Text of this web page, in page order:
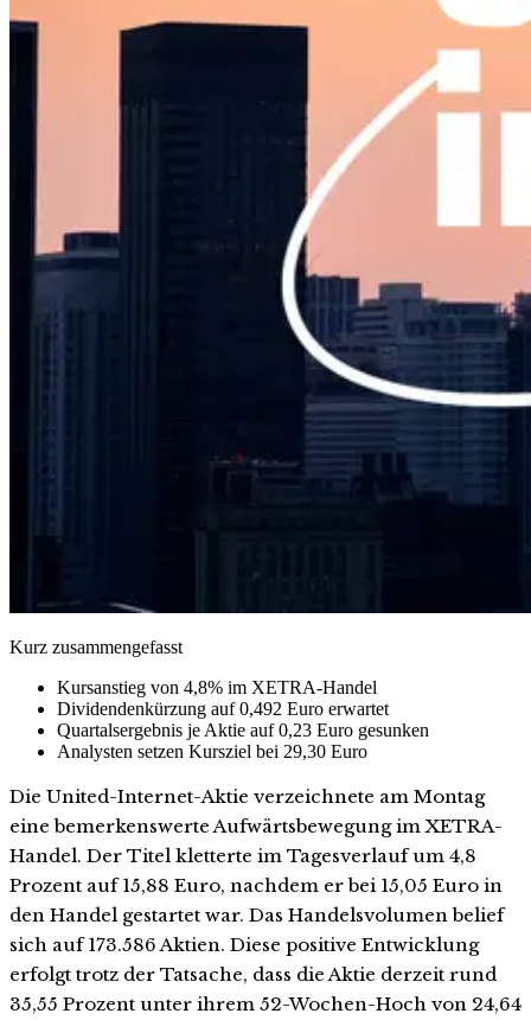
Kurz zusammengefasst
Kursanstieg von 4,8% im XETRA-Handel
Dividendenkürzung auf 0,492 Euro erwartet
Quartalsergebnis je Aktie auf 0,23 Euro gesunken
Analysten setzen Kursziel bei 29,30 Euro
Die United-Internet-Aktie verzeichnete am Montag
eine bemerkenswerte Aufwärtsbewegung im XETRA-
Handel. Der Titel kletterte im Tagesverlauf um 4,8
Prozent auf 15,88 Euro, nachdem er bei 15,05 Euro in
den Handel gestartet war. Das Handelsvolumen belief
sich auf 173.586 Aktien. Diese positive Entwicklung
erfolgt trotz der Tatsache, dass die Aktie derzeit rund
35,55 Prozent unter ihrem 52-Wochen-Hoch von 24,64